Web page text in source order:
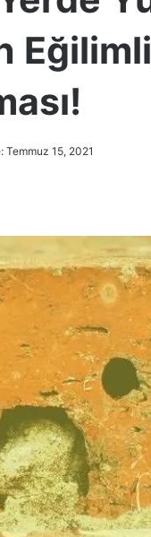
Temmuz 15, 2021